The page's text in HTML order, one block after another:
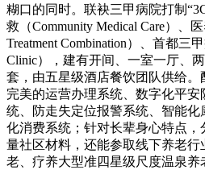
糊口的同时。联袂三甲病院打制
救（Community Medical Care）、
Treatment Combination）、首都三
Clinic），建有开间、一室一厅、
套，由五星级酒店餐饮团队供给。
完美的运营办理系统、数字化平
统、防走失定位报警系统、智能
化消费系统；针对长辈身心特点
量社区材料，还能参取线下养老
老、疗养大型准四星级尺度温泉